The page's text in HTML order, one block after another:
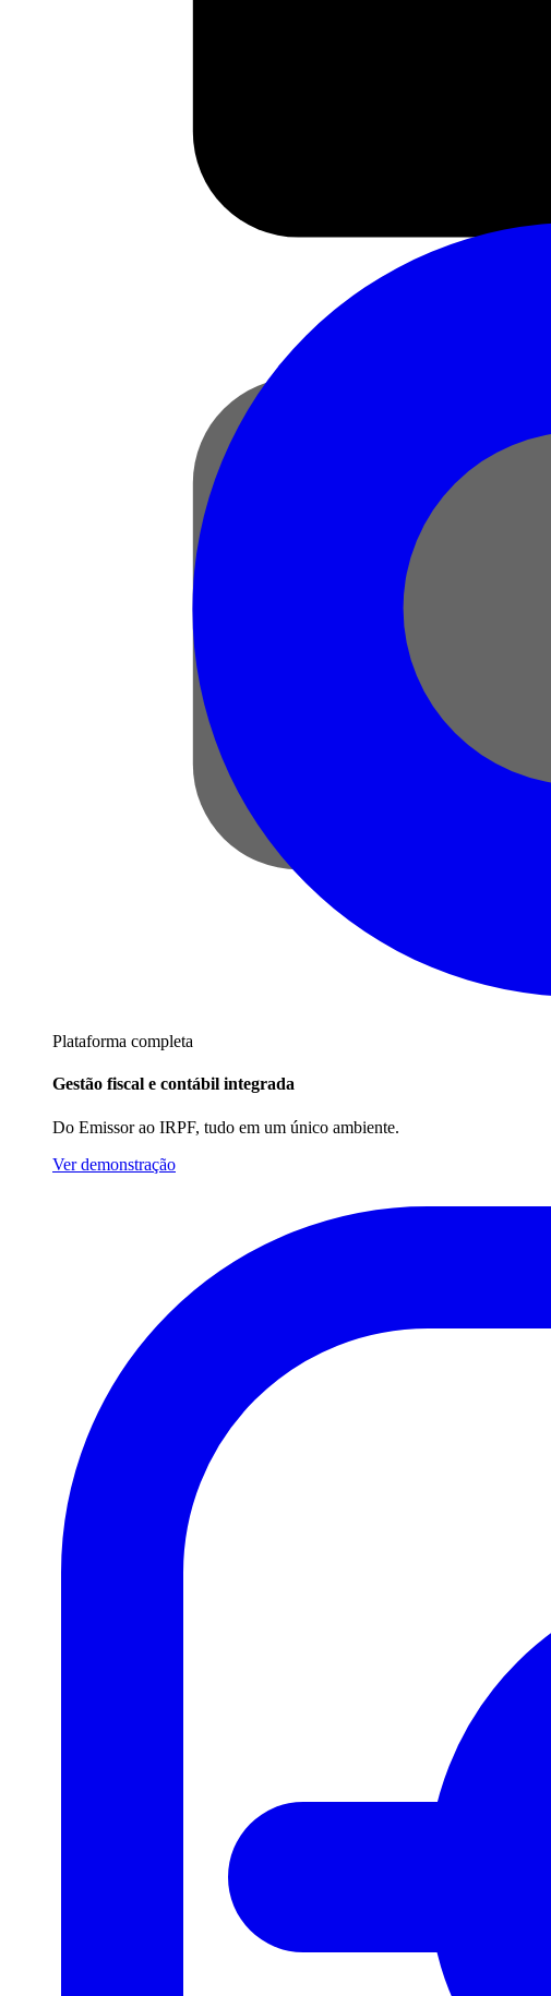
Plataforma completa
Gestão fiscal e contábil integrada
Do Emissor ao IRPF, tudo em um único ambiente.
Ver demonstração